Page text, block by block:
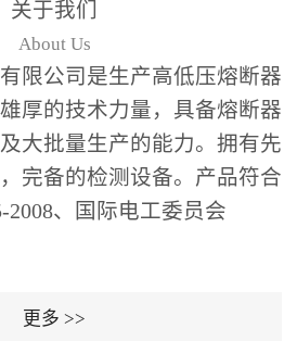
皮和端部与变压器油箱内
壁及异相电缆之间需保持
足够的绝缘距离；熔断器
为水平安装,并与变压器箱
体面板垂直,熔断器伸入油
箱的部分应浸入变压器绝
缘油中并用绝缘支架(用户
在变压器箱中安装好绝缘
流特
时
关于我们
About Us
限公司是生产高低压熔断器
厚的技术力量，具备熔断器
大批量生产的能力。拥有先
完备的检测设备。产品符合
2008、国际电工委员会
更多 >>